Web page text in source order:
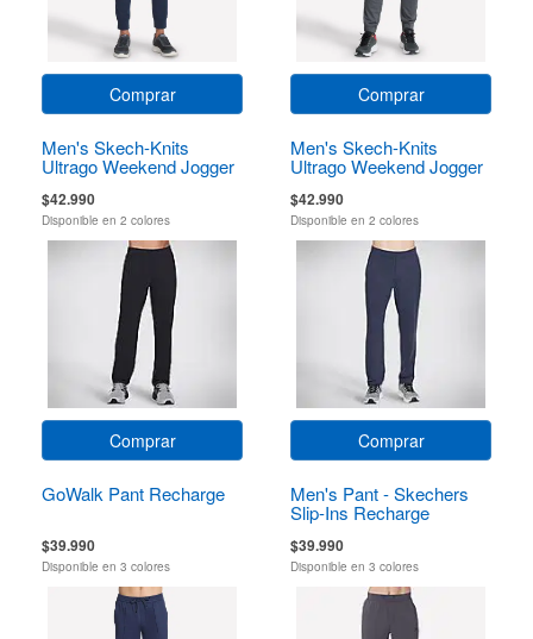
Comprar
Men's Skech-Knits
Ultrago Weekend Jogger
$42.990
Disponible en 2 colores
Comprar
Men's Skech-Knits
Ultrago Weekend Jogger
$42.990
Disponible en 2 colores
Comprar
GoWalk Pant Recharge
$39.990
Disponible en 3 colores
Comprar
Men's Pant - Skechers
Slip-Ins Recharge
Classic
$39.990
Disponible en 3 colores